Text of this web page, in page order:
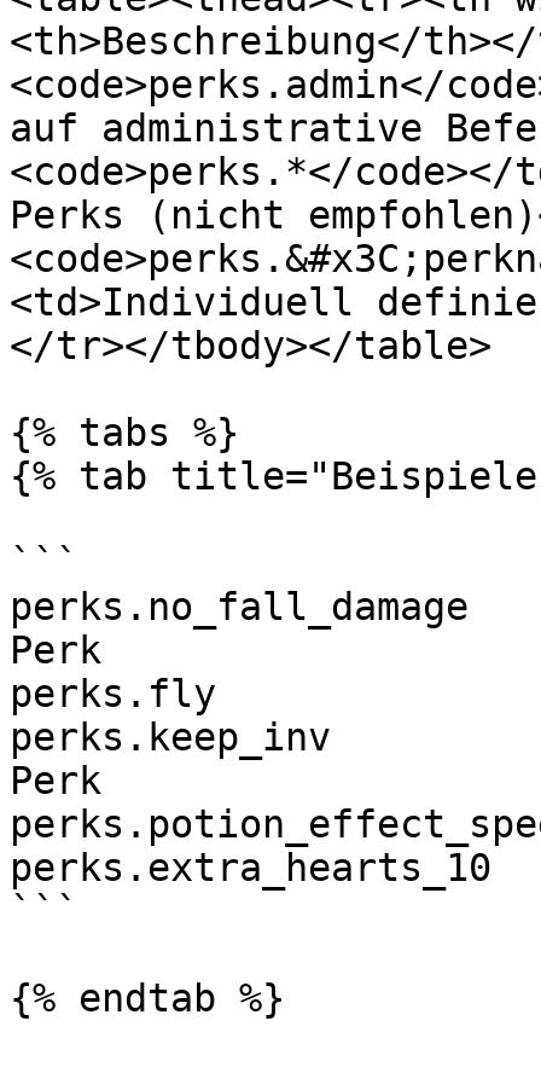
<th>Beschreibung</
<code>perks.admin</
auf administrative
<code>perks.*</
Perks (nicht
<td>Individuell
</tr></tbody></table>
{% tabs %}
{% tab
```
perks.no_fall_damage
Perk
perks.fly
perks.keep_inv
Perk
```
{% endtab %}